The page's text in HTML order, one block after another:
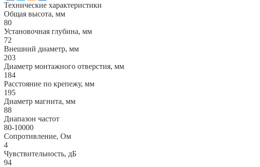
Технические характеристики
Общая высота, мм
80
Установочная глубина, мм
72
Внешний диаметр, мм
203
Диаметр монтажного отверстия, мм
184
Расстояние по крепежу, мм
195
Диаметр магнита, мм
88
Диапазон частот
80-10000
Сопротивление, Ом
4
Чувствительность, дБ
94